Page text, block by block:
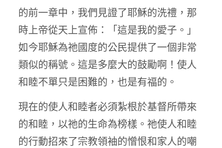
的前一章中，我們見證了耶穌的洗禮，那
時上帝從天上宣佈：「這是我的愛子。」
如今耶穌為祂國度的公民提供了一個非常
類似的稱號。這是多麼大的鼓勵啊！使人
和睦不單只是困難的，也是有福的。
現在的使人和睦者必須紮根於基督所帶來
的和睦，以祂的生命為榜樣。祂使人和睦
的行動招來了宗教領袖的憎恨和家人的嘲